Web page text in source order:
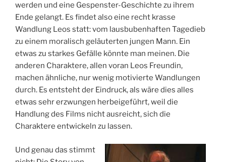
werden und eine Gespenster-Geschichte zu ihrem
Ende gelangt. Es findet also eine recht krasse
Wandlung Leos statt: vom lausbubenhaften Tagedieb
zu einem moralisch geläuterten jungen Mann. Ein
etwas zu starkes Gefälle könnte man meinen. Die
anderen Charaktere, allen voran Leos Freundin,
machen ähnliche, nur wenig motivierte Wandlungen
durch. Es entsteht der Eindruck, als wäre dies alles
etwas sehr erzwungen herbeigeführt, weil die
Handlung des Films nicht ausreicht, sich die
Charaktere entwickeln zu lassen.
Und genau das stimmt